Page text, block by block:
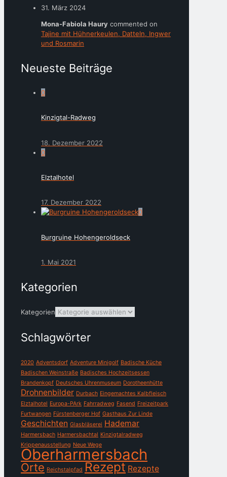
31. März 2024
Mona-Fabiola Haury commented on
Tajine mit Hühnerkeulen, Datteln, Ingwer
und Rosmarin
Neueste Beiträge
0
Kinzigtal-Radweg
18. Dezember 2022
0
Elztalhotel
17. Dezember 2022
0
Burgruine Hohengeroldseck
1. Mai 2021
Kategorien
Kategorien
Schlagwörter
2020 Adventsdorf Adventure Minigolf Badische Küche
Badischen Weinstraße Badisches Hochzeitsessen
Brandenkopf Deutsches Uhrenmuseum Dorotheenhütte
Drohnenbilder Durbach Eingemachtes Kalbfleisch
Elztalhotel Europa-PArk Fahrradweg Fasend Freizeitpark
Furtwangen Fürstenberger Hof Gasthaus Zur Linde
Geschichten Glasbläserei Hademar
Harmersbach Harmersbachtal Kinzigtalradweg
Krippenausstellung Neue Wege
Oberharmersbach
Orte Reichstalpfad Rezept Rezepte